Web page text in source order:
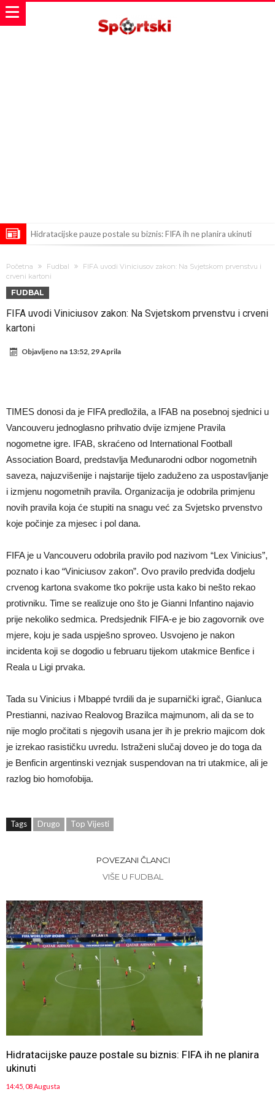
Hidratacijske pauze postale su biznis: FIFA ih ne planira ukinuti
Atletika?!
Ovo se Novaku nikad nije dešavalo: Sinner i Alcaraz odustaju, a
Zverev se odmah “raspao”
Infantino imao ljubavnicu: Isplivale skandalozne informacije, dobila je
novac od UEFA
Mourinho uvodi strogu disciplinu u Real Madrid. Ovo su tri nova
Početna Fudbal
FIFA uvodi Viniciusov zakon: Na Svjetskom prvenstvu i
crveni kartoni
FUDBAL
FIFA uvodi Viniciusov zakon: Na Svjetskom prvenstvu i crveni
kartoni
Objavljeno na 13:52, 29 Aprila
TIMES donosi da je FIFA predložila, a IFAB na posebnoj sjednici u
Vancouveru jednoglasno prihvatio dvije izmjene Pravila
nogometne igre. IFAB, skraćeno od International Football
Association Board, predstavlja Međunarodni odbor nogometnih
saveza, najuzvišenije i najstarije tijelo zaduženo za uspostavljanje
i izmjenu nogometnih pravila. Organizacija je odobrila primjenu
novih pravila koja će stupiti na snagu već za Svjetsko prvenstvo
koje počinje za mjesec i pol dana.
FIFA je u Vancouveru odobrila pravilo pod nazivom “Lex Vinicius”,
poznato i kao “Viniciusov zakon”. Ovo pravilo predviđa dodjelu
crvenog kartona svakome tko pokrije usta kako bi nešto rekao
protivniku. Time se realizuje ono što je Gianni Infantino najavio
prije nekoliko sedmica. Predsjednik FIFA-e je bio zagovornik ove
mjere, koju je sada uspješno sproveo. Usvojeno je nakon
incidenta koji se dogodio u februaru tijekom utakmice Benfice i
Reala u Ligi prvaka.
Tada su Vinicius i Mbappé tvrdili da je suparnički igrač, Gianluca
Prestianni, nazivao Realovog Brazilca majmunom, ali da se to
nije moglo pročitati s njegovih usana jer ih je prekrio majicom dok
je izrekao rasističku uvredu. Istraženi slučaj doveo je do toga da
je Benficin argentinski veznjak suspendovan na tri utakmice, ali je
razlog bio homofobija.
Tags Drugo Top Vijesti
POVEZANI ČLANCI
VIŠE U FUDBAL
Hidratacijske pauze postale su biznis: FIFA ih ne planira
ukinuti
14:45, 08 Augusta